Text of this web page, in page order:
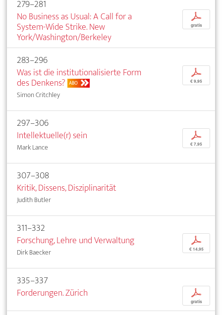
279–281
No Business as Usual: A Call for a
System-Wide Strike. New
York/Washington/Berkeley
p
gratis
283–296
Was ist die institutionalisierte Form
des Denkens? ABO
Simon Critchley
p
€ 9,95
297–306
Intellektuelle(r) sein
Mark Lance
p
€ 7,95
307–308
Kritik, Dissens, Disziplinarität
Judith Butler
311–332
Forschung, Lehre und Verwaltung
Dirk Baecker
p
€ 14,95
335–337
Forderungen. Zürich
p
gratis